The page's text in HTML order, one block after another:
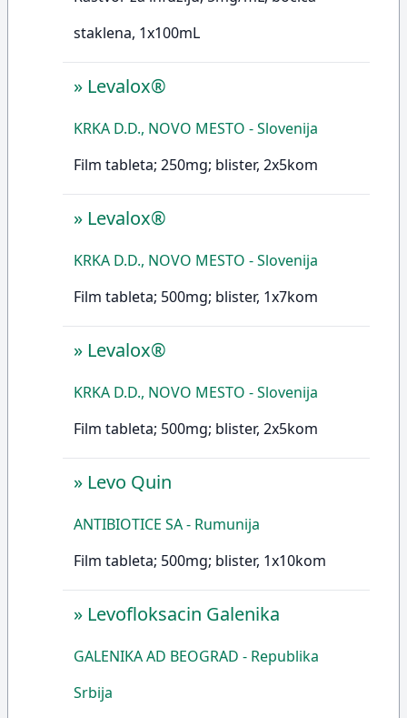
staklena, 1x100mL
» Levalox®
KRKA D.D., NOVO MESTO - Slovenija
Film tableta; 250mg; blister, 2x5kom
» Levalox®
KRKA D.D., NOVO MESTO - Slovenija
Film tableta; 500mg; blister, 1x7kom
» Levalox®
KRKA D.D., NOVO MESTO - Slovenija
Film tableta; 500mg; blister, 2x5kom
» Levo Quin
ANTIBIOTICE SA - Rumunija
Film tableta; 500mg; blister, 1x10kom
» Levofloksacin Galenika
GALENIKA AD BEOGRAD - Republika
Srbija